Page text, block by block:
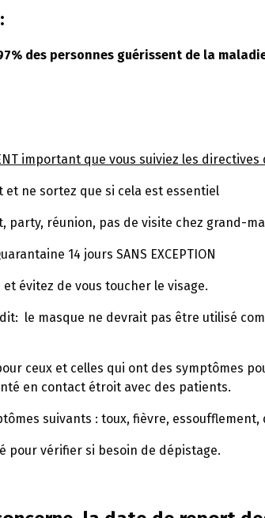
97% des personnes guérissent de la
important que vous suiviez les
et ne sortez que si cela est essentiel
party, réunion, pas de visite chez grand-
14 jours SANS EXCEPTION
et évitez de vous toucher le visage.
dit: le masque ne devrait pas être utilisé
ceux et celles qui ont des symptômes
en contact étroit avec des patients.
suivants : toux, fièvre, essoufflement,
pour vérifier si besoin de dépistage.